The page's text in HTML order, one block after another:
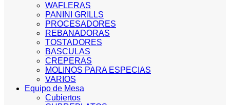
WAFLERAS
PANINI GRILLS
PROCESADORES
REBANADORAS
TOSTADORES
BASCULAS
CREPERAS
MOLINOS PARA ESPECIAS
VARIOS
Equipo de Mesa
Cubiertos